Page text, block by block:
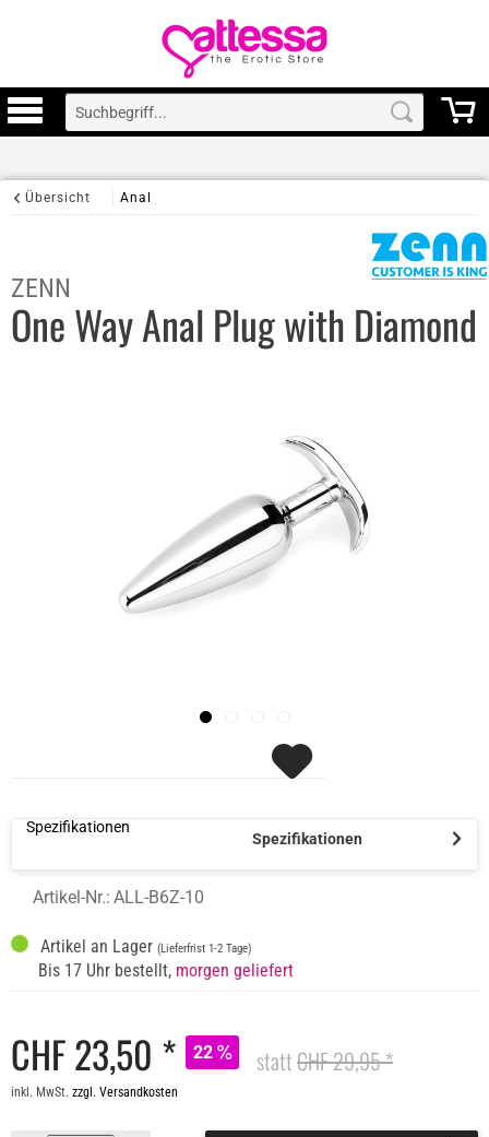
Übersicht Anal
ZENN
One Way Anal Plug with Diamond
Spezifikationen
Spezifikationen
Artikel-Nr.: ALL-B6Z-10
Artikel an Lager (Lieferfrist 1-2 Tage)
Bis 17 Uhr bestellt, morgen geliefert
CHF 23,50 * 22 stattCHF 29,95 *
inkl. MwSt. zzgl. Versandkosten